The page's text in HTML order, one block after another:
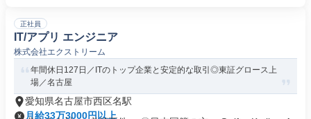
正社員
IT/アプリ エンジニア
株式会社エクストリーム
年間休日127日／ITのトップ企業と安定的な取引◎東証グロース上
場／名古屋
愛知県名古屋市西区名駅
月給33万3000円以上